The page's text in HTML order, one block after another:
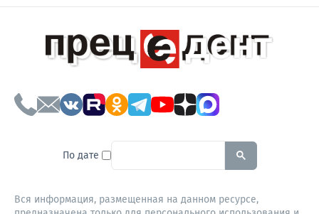
По дате To search this site, enter a
Вся информация, размещенная на данном ресурсе,